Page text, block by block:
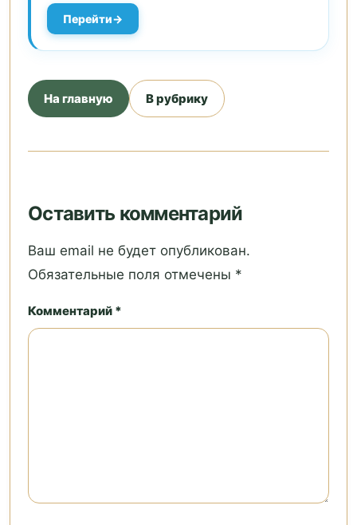
Перейти
На главную В рубрику
Оставить комментарий
Ваш email не будет опубликован.
Обязательные поля отмечены *
Комментарий *